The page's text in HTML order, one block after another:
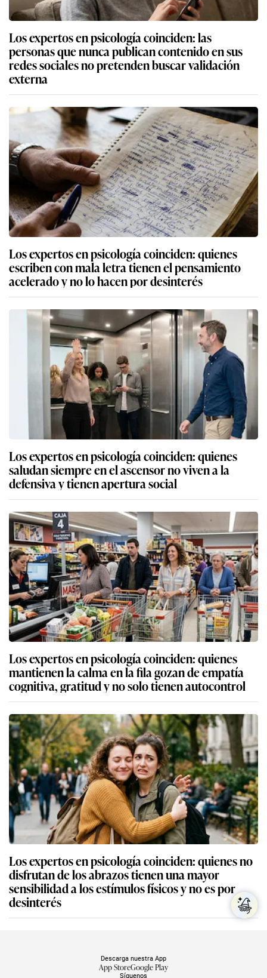
Los expertos en psicología coinciden: las
personas que nunca publican contenido en sus
redes sociales no pretenden buscar validación
externa
Los expertos en psicología coinciden: quienes
escriben con mala letra tienen el pensamiento
acelerado y no lo hacen por desinterés
Los expertos en psicología coinciden: quienes
saludan siempre en el ascensor no viven a la
defensiva y tienen apertura social
Los expertos en psicología coinciden: quienes
mantienen la calma en la fila gozan de empatía
cognitiva, gratitud y no solo tienen autocontrol
Los expertos en psicología coinciden: quienes no
disfrutan de los abrazos tienen una mayor
sensibilidad a los estímulos físicos y no es por
desinterés
Síguenos
Descarga nuestra App
App StoreGoogle Play